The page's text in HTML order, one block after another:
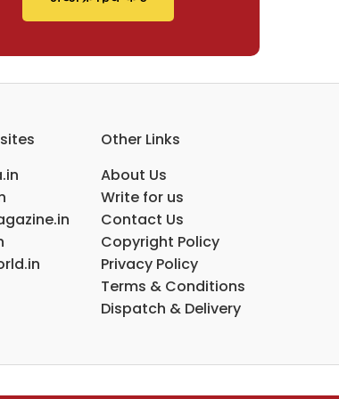
Other Links
About Us
Write for us
Contact Us
Copyright Policy
Privacy Policy
Terms & Conditions
Dispatch & Delivery